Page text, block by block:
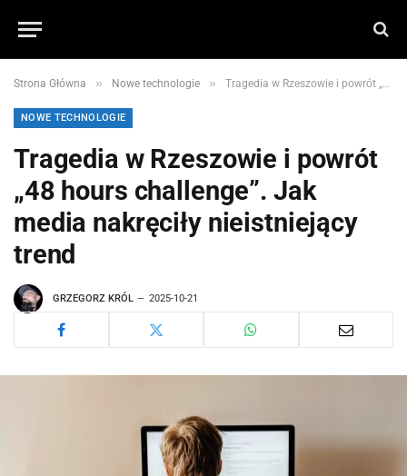
Strona Główna » Nowe technologie » Tragedia w Rzeszowie i powrót „48 hours challenge”. Jak media nakręciły nieistniejący trend
NOWE TECHNOLOGIE
Tragedia w Rzeszowie i powrót
„48 hours challenge”. Jak
media nakręciły nieistniejący
trend
GRZEGORZ KRÓL 2025-10-21